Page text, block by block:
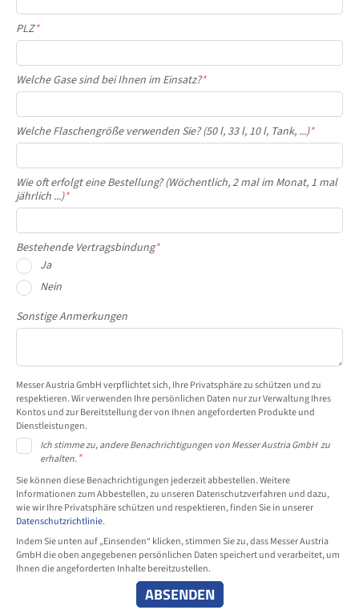
PLZ*
Welche Gase sind bei Ihnen im Einsatz?*
Welche Flaschengröße verwenden Sie? (50 l, 33 l, 10 l, Tank, ...)*
Wie oft erfolgt eine Bestellung? (Wöchentlich, 2 mal im Monat, 1 mal
jährlich ...)*
Bestehende Vertragsbindung*
Ja
Nein
Sonstige Anmerkungen
Messer Austria GmbH verpflichtet sich, Ihre Privatsphäre zu schützen und zu
respektieren. Wir verwenden Ihre persönlichen Daten nur zur Verwaltung Ihres
Kontos und zur Bereitstellung der von Ihnen angeforderten Produkte und
Dienstleistungen.
Ich stimme zu, andere Benachrichtigungen von Messer Austria GmbH zu
erhalten.*
Sie können diese Benachrichtigungen jederzeit abbestellen. Weitere
Informationen zum Abbestellen, zu unseren Datenschutzverfahren und dazu,
wie wir Ihre Privatsphäre schützen und respektieren, finden Sie in unserer
Datenschutzrichtlinie.
Indem Sie unten auf „Einsenden“ klicken, stimmen Sie zu, dass Messer Austria
GmbH die oben angegebenen persönlichen Daten speichert und verarbeitet, um
Ihnen die angeforderten Inhalte bereitzustellen.